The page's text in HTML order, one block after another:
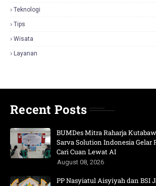
Teknologi
Tips
Wisata
Layanan
Recent Posts
BUMDes Mitra Raharja
Sarva Solution Indonesia Gelar
Cari Cuan Lewat AI
August 08, 2026
PP Nasyiatul Aisyiyah dan BSI